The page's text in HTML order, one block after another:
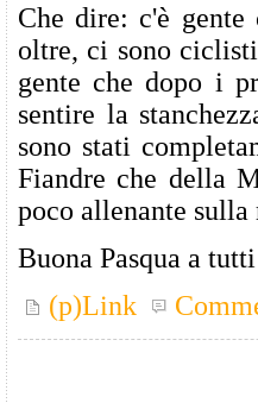
Che dire: c'è gente
oltre, ci sono
gente che dopo i
sentire la
sono stati
Fiandre che della
poco allenante sulla
Buona Pasqua a
(p)Link